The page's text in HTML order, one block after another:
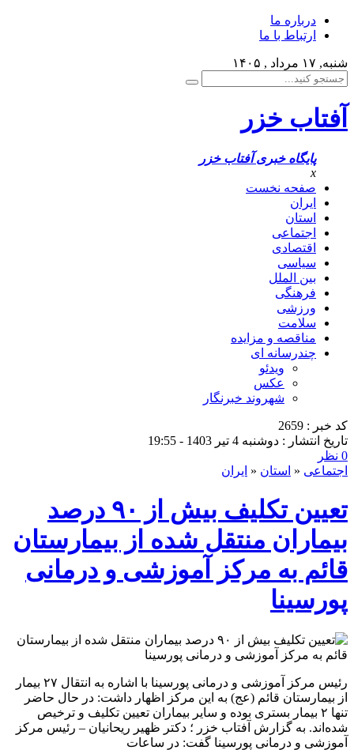
درباره ما
ارتباط با ما
شنبه, ۱۷ مرداد , ۱۴۰۵
آفتاب خزر
پایگاه خبری آفتاب خزر
x
صفحه نخست
ایران
استان
اجتماعی
اقتصادی
سیاسی
بین الملل
فرهنگی
ورزشی
سلامت
مناقصه و مزایده
چندرسانه ای
ویدئو
عکس
شهروند خبرنگار
کد خبر : 2659
تاریخ انتشار : دوشنبه 4 تیر 1403 - 19:55
0 نظر
اجتماعی « استان « ایران
تعیین تکلیف بیش از ۹۰ درصد
بیماران منتقل شده از بیمارستان
قائم به مرکز آموزشی و درمانی
پورسینا
رئیس مرکز آموزشی و درمانی پورسینا با اشاره به انتقال ۲۷ بیمار
از بیمارستان قائم (عج) به این مرکز اظهار داشت: در حال حاضر
تنها ۲ بیمار بستری بوده و سایر بیماران تعیین تکلیف و ترخیص
شده‌اند. به گزارش آفتاب خزر ؛ دکتر ظهیر ریحانیان – رئیس مرکز
آموزشی و درمانی پورسینا گفت: در ساعات